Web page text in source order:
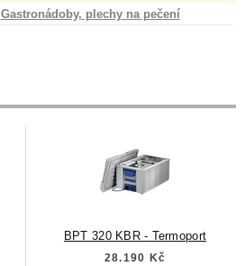
Gastronádoby, plechy na pečení
BPT 320 KBR - Termoport
28.190 Kč